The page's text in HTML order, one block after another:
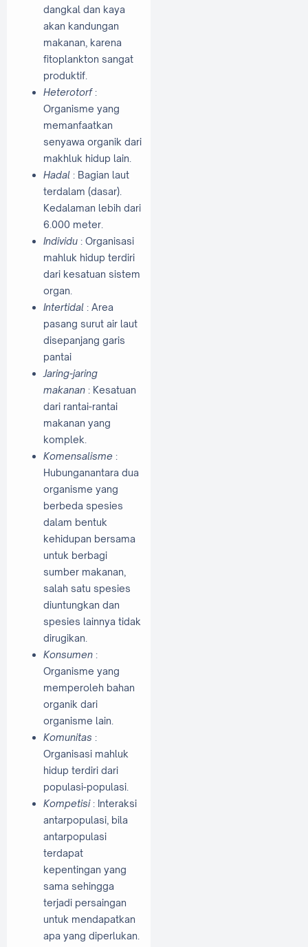
dangkal dan kaya
akan kandungan
makanan, karena
fitoplankton sangat
produktif.
Heterotorf :
Organisme yang
memanfaatkan
senyawa organik dari
makhluk hidup lain.
Hadal : Bagian laut
terdalam (dasar).
Kedalaman lebih dari
6.000 meter.
Individu : Organisasi
mahluk hidup terdiri
dari kesatuan sistem
organ.
Intertidal : Area
pasang surut air laut
disepanjang garis
pantai
Jaring-jaring
makanan : Kesatuan
dari rantai-rantai
makanan yang
komplek.
Komensalisme :
Hubunganantara dua
organisme yang
berbeda spesies
dalam bentuk
kehidupan bersama
untuk berbagi
sumber makanan,
salah satu spesies
diuntungkan dan
spesies lainnya tidak
dirugikan.
Konsumen :
Organisme yang
memperoleh bahan
organik dari
organisme lain.
Komunitas :
Organisasi mahluk
hidup terdiri dari
populasi-populasi.
Kompetisi : Interaksi
antarpopulasi, bila
antarpopulasi
terdapat
kepentingan yang
sama sehingga
terjadi persaingan
untuk mendapatkan
apa yang diperlukan.